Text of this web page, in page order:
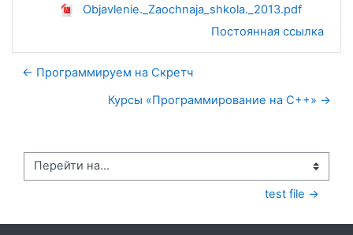
Objavlenie._Zaochnaja_shkola._2013.pdf
Постоянная ссылка
← Программируем на Скретч
Курсы «Программирование на C++» →
Перейти на...
test file →